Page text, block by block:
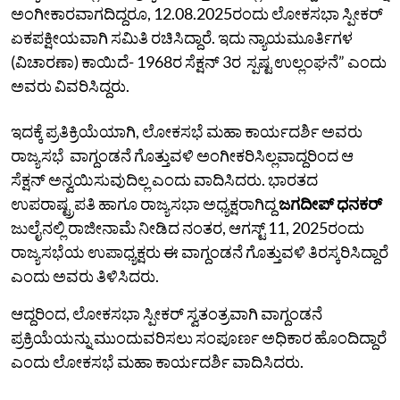
ಅಂಗೀಕಾರವಾಗದಿದ್ದರೂ, 12.08.2025ರಂದು ಲೋಕಸಭಾ ಸ್ಪೀಕರ್
ಏಕಪಕ್ಷೀಯವಾಗಿ ಸಮಿತಿ ರಚಿಸಿದ್ದಾರೆ. ಇದು ನ್ಯಾಯಮೂರ್ತಿಗಳ
(ವಿಚಾರಣಾ) ಕಾಯಿದೆ- 1968ರ ಸೆಕ್ಷನ್ 3ರ ಸ್ಪಷ್ಟ ಉಲ್ಲಂಘನೆ” ಎಂದು
ಅವರು ವಿವರಿಸಿದ್ದರು.
ಇದಕ್ಕೆ ಪ್ರತಿಕ್ರಿಯೆಯಾಗಿ, ಲೋಕಸಭೆ ಮಹಾ ಕಾರ್ಯದರ್ಶಿ ಅವರು
ರಾಜ್ಯಸಭೆ ವಾಗ್ದಂಡನೆ ಗೊತ್ತುವಳಿ ಅಂಗೀಕರಿಸಿಲ್ಲವಾದ್ದರಿಂದ ಆ
ಸೆಕ್ಷನ್‌ ಅನ್ವಯಿಸುವುದಿಲ್ಲ ಎಂದು ವಾದಿಸಿದರು. ಭಾರತದ
ಉಪರಾಷ್ಟ್ರಪತಿ ಹಾಗೂ ರಾಜ್ಯಸಭಾ ಅಧ್ಯಕ್ಷರಾಗಿದ್ದಜಗದೀಪ್ ಧನಕರ್
ಜುಲೈನಲ್ಲಿ ರಾಜೀನಾಮೆ ನೀಡಿದ ನಂತರ, ಆಗಸ್ಟ್ 11, 2025ರಂದು
ರಾಜ್ಯಸಭೆಯ ಉಪಾಧ್ಯಕ್ಷರು ಈ ವಾಗ್ದಂಡನೆ ಗೊತ್ತುವಳಿ ತಿರಸ್ಕರಿಸಿದ್ದಾರೆ
ಎಂದು ಅವರು ತಿಳಿಸಿದರು.
ಆದ್ದರಿಂದ, ಲೋಕಸಭಾ ಸ್ಪೀಕರ್ ಸ್ವತಂತ್ರವಾಗಿ ವಾಗ್ದಂಡನೆ
ಪ್ರಕ್ರಿಯೆಯನ್ನು ಮುಂದುವರಿಸಲು ಸಂಪೂರ್ಣ ಅಧಿಕಾರ ಹೊಂದಿದ್ದಾರೆ
ಎಂದು ಲೋಕಸಭೆ ಮಹಾ ಕಾರ್ಯದರ್ಶಿ ವಾದಿಸಿದರು.